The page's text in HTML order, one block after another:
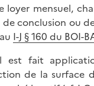
mensuel,
conclusion ou
I-J § 160 du BOI-
est fait
de la surface